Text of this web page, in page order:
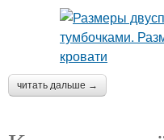
читать дальше →